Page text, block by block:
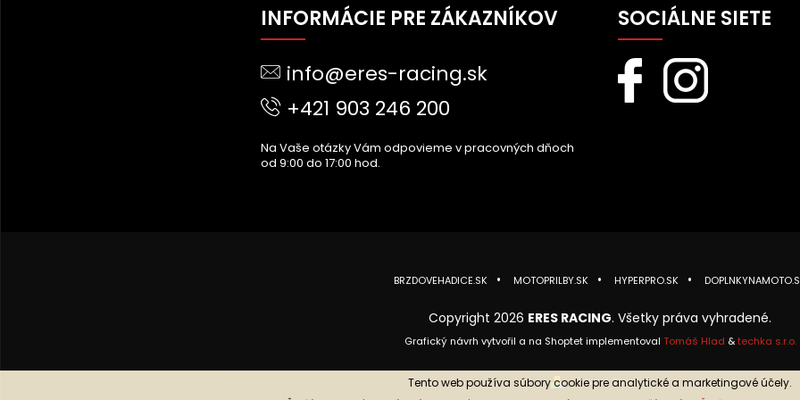
Tento web používa súbory cookie pre analytické a marketingové účely.
INFORMÁCIE PRE ZÁKAZNÍKOV
info@eres-racing.sk
+421 903 246 200
Na Vaše otázky Vám odpovieme v pracovných dňoch
od 9:00 do 17:00 hod.
SOCIÁLNE SIETE
BRZDOVEHADICE.SK MOTOPRILBY.SK HYPERPRO.SK
Copyright 2026 ERES RACING. Všetky práva vyhradené.
Grafický návrh vytvořil a na Shoptet implementoval Tomáš Hlad &techka s.r.o.
Vytvoril Shoptet